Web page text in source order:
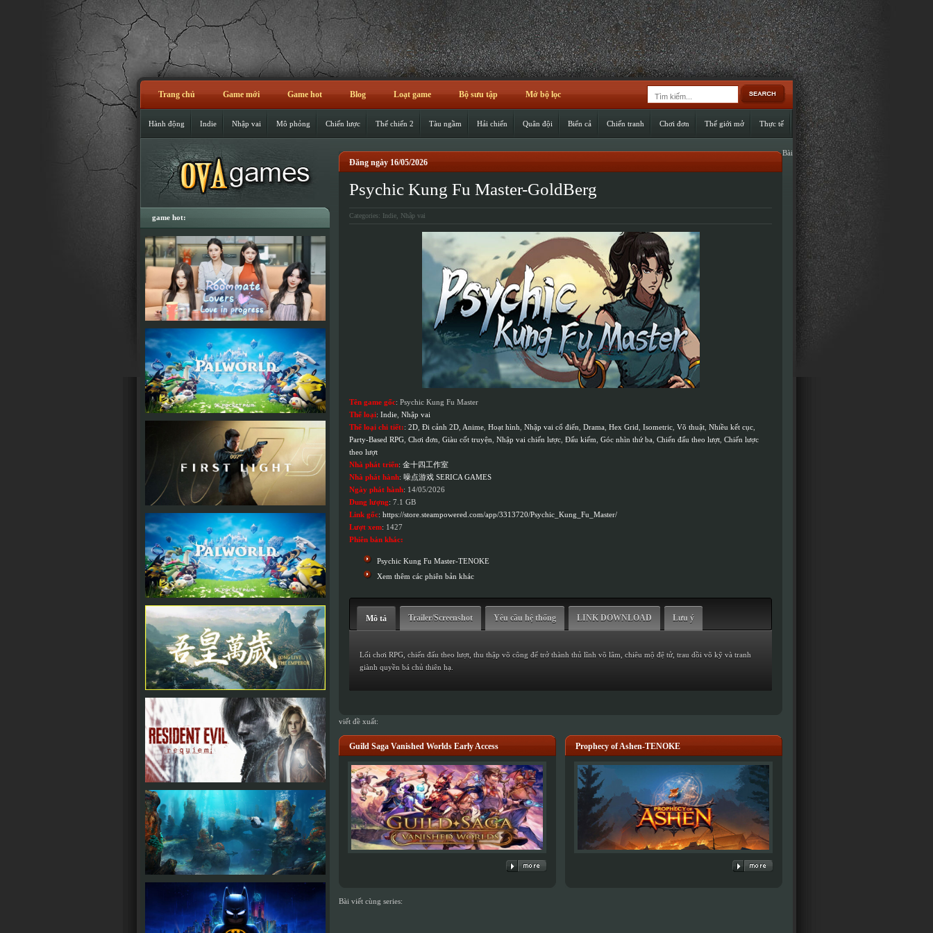
Trang chủ Game mới Game hot Blog Loạt game Bộ sưu tập Mở bộ lọc
Hành động Indie Nhập vai Mô phỏng Chiến lược Thế chiến 2 Tàu ngầm Hải chiến Quân đội Biển cả Chiến tranh Chơi đơn Thế giới mở Thực tế
Đăng ngày 16/05/2026
Psychic Kung Fu Master-GoldBerg
Categories: Indie Nhập vai
Tên game gốc: Psychic Kung Fu Master
Thể loại: Indie Nhập vai
Thể loại chi tiết:: 2D Đi cảnh 2D Anime Hoạt hình Nhập vai cổ điển Drama Hex Grid Isometric Võ thuật Nhiều kết cục
Party-Based RPG Chơi đơn Giàu cốt truyện Nhập vai chiến lược Đấu kiếm Góc nhìn thứ ba Chiến đấu theo lượt Chiến lược
theo lượt
Nhà phát triển: 金十四工作室
Nhà phát hành: 噪点游戏 SERICA GAMES
Ngày phát hành: 14/05/2026
Dung lượng: 7.1 GB
Link gốc: https://store.steampowered.com/app/3313720/Psychic_Kung_Fu_Master/
Lượt xem: 1427
Phiên bản khác:
Psychic Kung Fu Master-TENOKE
Xem thêm các phiên bản khác
Mô tả Trailer/Screenshot Yêu cầu hệ thống LINK DOWNLOAD Lưu ý
Lối chơi RPG, chiến đấu theo lượt, thu thập võ công để trở thành thủ lĩnh võ lâm, chiêu mộ đệ tử, trau dồi võ kỹ và tranh
giành quyền bá chủ thiên hạ.
Bài
viết đề xuất:
Guild Saga Vanished Worlds Early Access Prophecy of Ashen-TENOKE
Bài viết cùng series:
game hot: